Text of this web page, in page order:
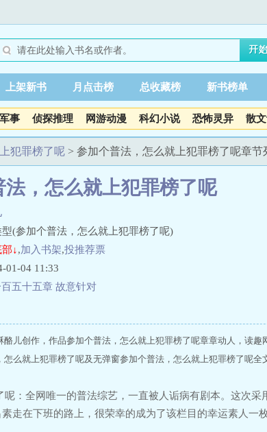
上架新书 月点击榜 总收藏榜 新书榜单
事 侦探推理 网游动漫 科幻小说 恐怖灵异 散
犯罪榜了呢 > 参加个普法，怎么就上犯罪榜了呢章节
法，怎么就上犯罪榜了呢
(参加个普法，怎么就上犯罪榜了呢)
↓,加入书架,投推荐票
01-04 11:33
五十五章 故意针对
酪儿创作，作品参加个普法，怎么就上犯罪榜了呢章章动人，读趣
么就上犯罪榜了呢及无弹窗参加个普法，怎么就上犯罪榜了呢全
：全网唯一的普法综艺，一直被人诟病有剧本。这次采
走在下班的路上，很荣幸的成为了该栏目的幸运素人一枚